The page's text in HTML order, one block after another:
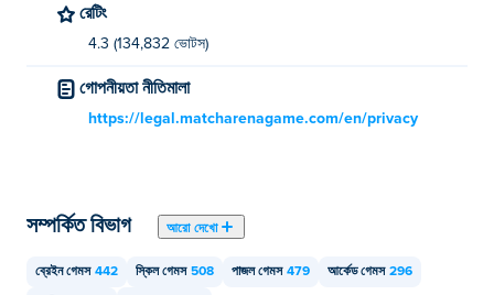
রেটিং
4.3 (134,832 ভোটস)
গোপনীয়তা নীতিমালা
https://legal.matcharenagame.com/en/privacy
সম্পর্কিত বিভাগ আরো দেখো
ব্রেইন গেমস 442 স্কিল গেমস 508 পাজল গেমস 479 আর্কেড গেমস 296